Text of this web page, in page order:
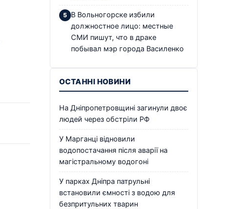
В Вольногорске избили
должностное лицо: местные
СМИ пишут, что в драке
побывал мэр города Василенко
ОСТАННІ НОВИНИ
На Дніпропетровщині загинули двоє
людей через обстріли РФ
У Марганці відновили
водопостачання після аварії на
магістральному водогоні
У парках Дніпра патрульні
встановили ємності з водою для
безпритульних тварин